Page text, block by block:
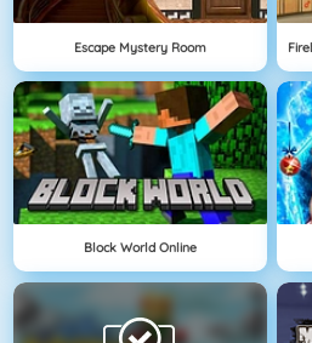
Escape Mystery Room
Block World Online